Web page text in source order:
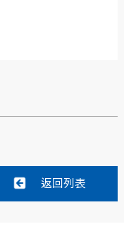
返回列表